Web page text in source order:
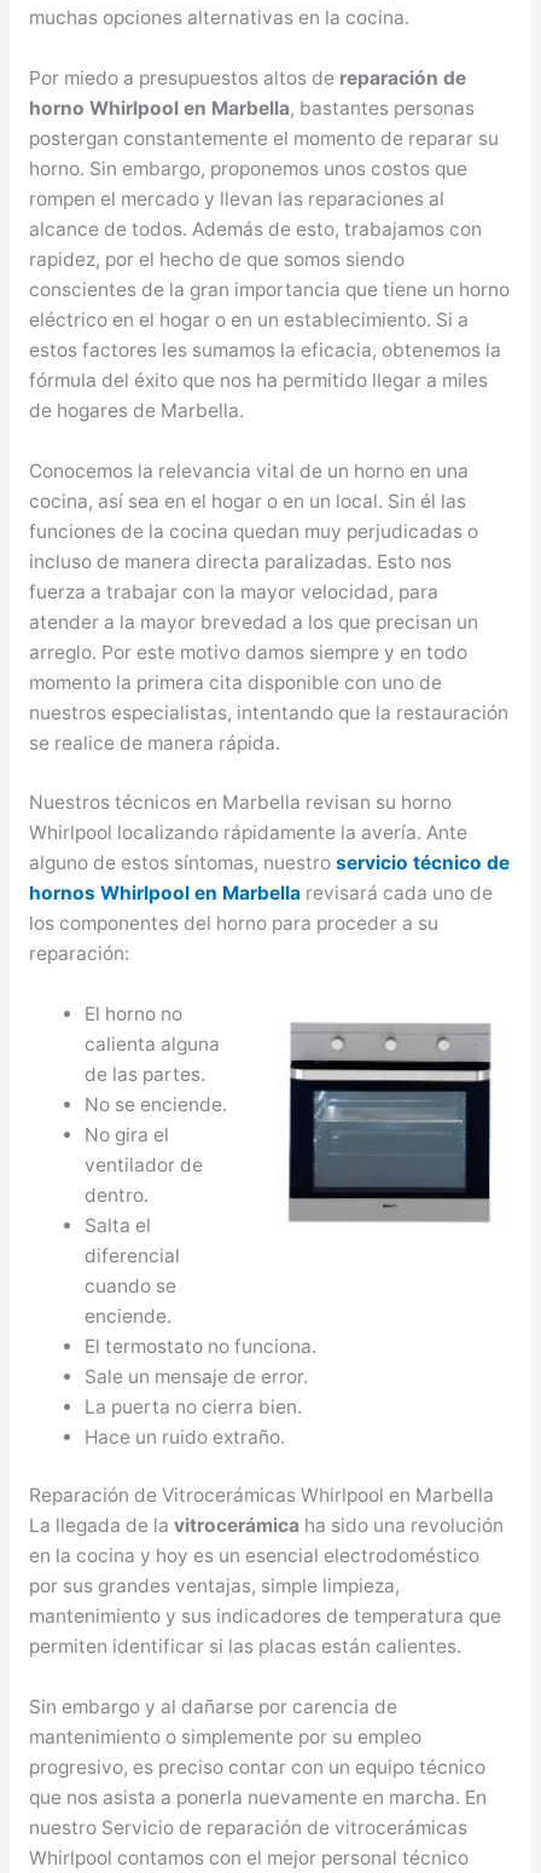
muchas opciones alternativas en la cocina.
Por miedo a presupuestos altos de reparación de
horno Whirlpool en Marbella, bastantes personas
postergan constantemente el momento de reparar su
horno. Sin embargo, proponemos unos costos que
rompen el mercado y llevan las reparaciones al
alcance de todos. Además de esto, trabajamos con
rapidez, por el hecho de que somos siendo
conscientes de la gran importancia que tiene un horno
eléctrico en el hogar o en un establecimiento. Si a
estos factores les sumamos la eficacia, obtenemos la
fórmula del éxito que nos ha permitido llegar a miles
de hogares de Marbella.
Conocemos la relevancia vital de un horno en una
cocina, así sea en el hogar o en un local. Sin él las
funciones de la cocina quedan muy perjudicadas o
incluso de manera directa paralizadas. Esto nos
fuerza a trabajar con la mayor velocidad, para
atender a la mayor brevedad a los que precisan un
arreglo. Por este motivo damos siempre y en todo
momento la primera cita disponible con uno de
nuestros especialistas, intentando que la restauración
se realice de manera rápida.
Nuestros técnicos en Marbella revisan su horno
Whirlpool localizando rápidamente la avería. Ante
alguno de estos síntomas, nuestro servicio técnico de
hornos Whirlpool en Marbellarevisará cada uno de
los componentes del horno para proceder a su
reparación:
El horno no
calienta alguna
de las partes.
No se enciende.
No gira el
ventilador de
dentro.
Salta el
diferencial
cuando se
enciende.
El termostato no funciona.
Sale un mensaje de error.
La puerta no cierra bien.
Hace un ruido extraño.
Reparación de Vitrocerámicas Whirlpool en Marbella
La llegada de la vitrocerámica ha sido una revolución
en la cocina y hoy es un esencial electrodoméstico
por sus grandes ventajas, simple limpieza,
mantenimiento y sus indicadores de temperatura que
permiten identificar si las placas están calientes.
Sin embargo y al dañarse por carencia de
mantenimiento o simplemente por su empleo
progresivo, es preciso contar con un equipo técnico
que nos asista a ponerla nuevamente en marcha. En
nuestro Servicio de reparación de vitrocerámicas
Whirlpool contamos con el mejor personal técnico